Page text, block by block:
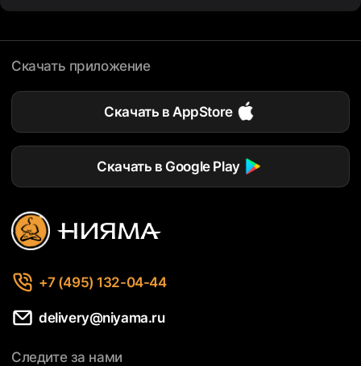
Скачать приложение
Скачать в AppStore
Скачать в Google Play
+7 (495) 132-04-44
delivery@niyama.ru
Следите за нами